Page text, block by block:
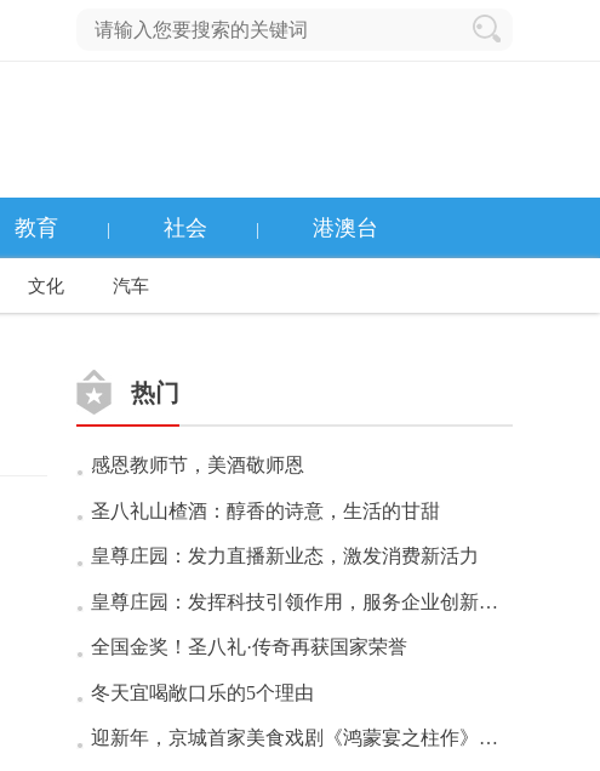
教育 社会 港澳台
文化 汽车
热门
感恩教师节，美酒敬师恩
圣八礼山楂酒：醇香的诗意，生活的甘甜
皇尊庄园：发力直播新业态，激发消费新活力
皇尊庄园：发挥科技引领作用，服务企业创新发展
全国金奖！圣八礼·传奇再获国家荣誉
冬天宜喝敞口乐的5个理由
迎新年，京城首家美食戏剧《鸿蒙宴之柱作》首演成功